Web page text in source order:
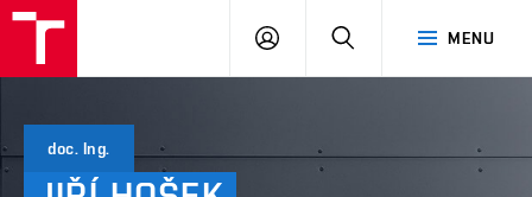
MENU
PŘIHLÁSIT
doc. Ing.